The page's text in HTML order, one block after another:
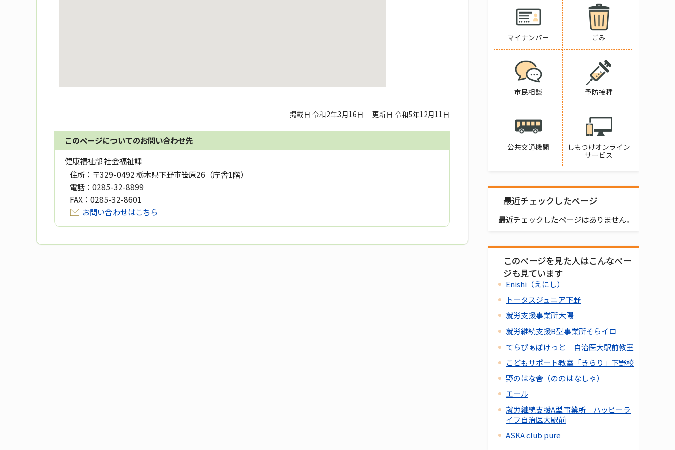
掲載日 令和2年3月16日 更新日 令和5年12月11日
このページについてのお問い合わせ先
健康福祉部 社会福祉課
住所： 〒329-0492 栃木県下野市笹原26（庁舎1階）
電話： 0285-32-8899
FAX： 0285-32-8601
お問い合わせはこちら
マイナンバー ごみ
市民相談 予防接種
公共交通機関
しもつけオンライン
サービス
最近チェックしたページ
最近チェックしたページはありません。
このページを見た人はこんなペー
ジも見ています
Enishi（えにし）
トータスジュニア下野
就労支援事業所大陽
就労継続支援B型事業所そらイロ
てらぴぁぽけっと 自治医大駅前教室
こどもサポート教室「きらり」下野校
野のはな舎（ののはなしゃ）
エール
就労継続支援A型事業所 ハッピーラ
イフ自治医大駅前
ASKA club pure